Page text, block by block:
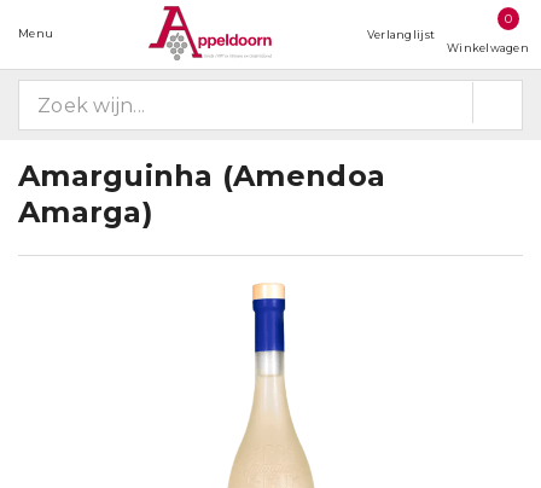
Menu Verlanglijst
0
Winkelwagen
Amarguinha (Amendoa
Amarga)